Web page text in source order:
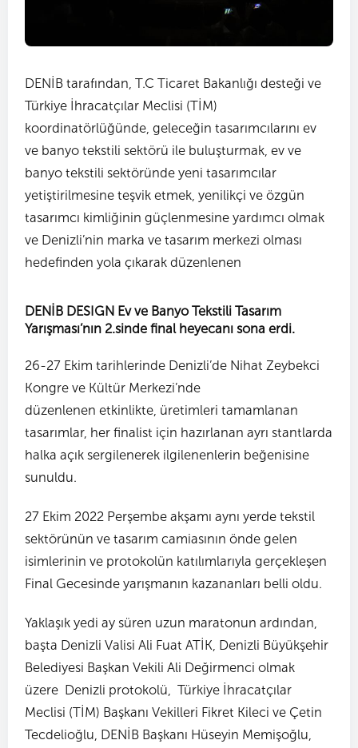
DENİB tarafından, T.C Ticaret Bakanlığı desteği ve
Türkiye İhracatçılar Meclisi (TİM)
koordinatörlüğünde, geleceğin tasarımcılarını ev
ve banyo tekstili sektörü ile buluşturmak, ev ve
banyo tekstili sektöründe yeni tasarımcılar
yetiştirilmesine teşvik etmek, yenilikçi ve özgün
tasarımcı kimliğinin güçlenmesine yardımcı olmak
ve Denizli’nin marka ve tasarım merkezi olması
hedefinden yola çıkarak düzenlenen
DENİB DESIGN Ev ve Banyo Tekstili Tasarım
Yarışması’nın 2.sinde final heyecanı sona erdi.
26-27 Ekim tarihlerinde Denizli’de Nihat Zeybekci
Kongre ve Kültür Merkezi’nde
düzenlenen etkinlikte, üretimleri tamamlanan
tasarımlar, her finalist için hazırlanan ayrı stantlarda
halka açık sergilenerek ilgilenenlerin beğenisine
sunuldu.
27 Ekim 2022 Perşembe akşamı aynı yerde tekstil
sektörünün ve tasarım camiasının önde gelen
isimlerinin ve protokolün katılımlarıyla gerçekleşen
Final Gecesinde yarışmanın kazananları belli oldu.
Yaklaşık yedi ay süren uzun maratonun ardından,
başta Denizli Valisi Ali Fuat ATİK, Denizli Büyükşehir
Belediyesi Başkan Vekili Ali Değirmenci olmak
üzere Denizli protokolü, Türkiye İhracatçılar
Meclisi (TİM) Başkanı Vekilleri Fikret Kileci ve Çetin
Tecdelioğlu, DENİB Başkanı Hüseyin Memişoğlu,